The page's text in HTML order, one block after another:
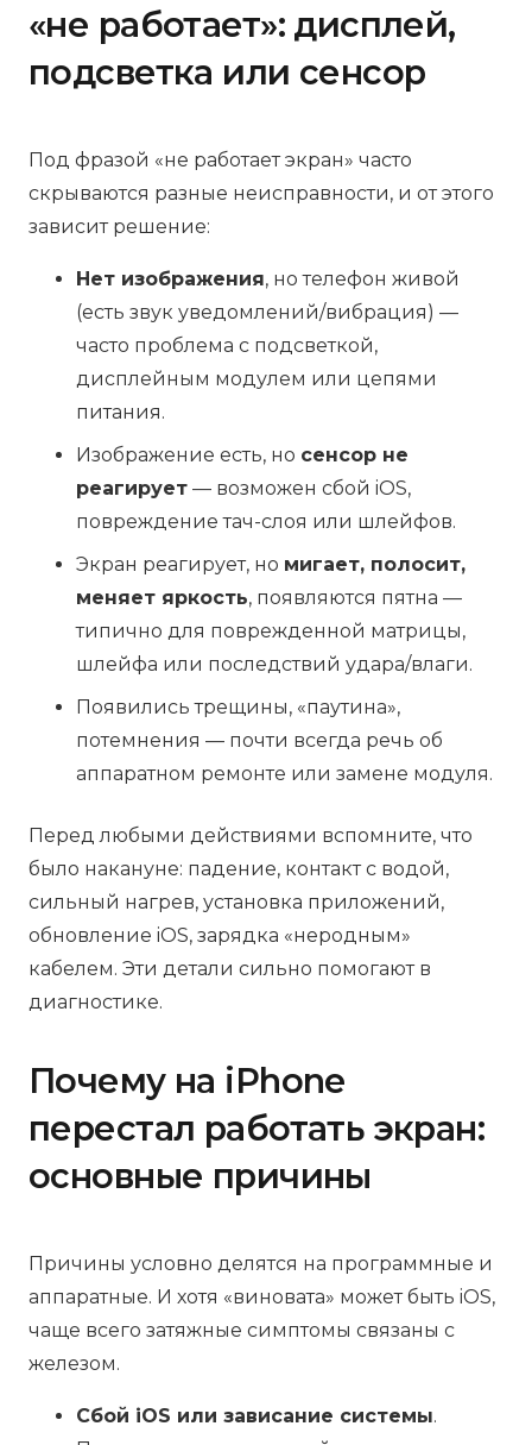
«не работает»: дисплей,
подсветка или сенсор
Под фразой «не работает экран» часто
скрываются разные неисправности, и от этого
зависит решение:
Нет изображения, но телефон живой
(есть звук уведомлений/вибрация) —
часто проблема с подсветкой,
дисплейным модулем или цепями
питания.
Изображение есть, но сенсор не
реагирует — возможен сбой iOS,
повреждение тач-слоя или шлейфов.
Экран реагирует, но мигает, полосит,
меняет яркость, появляются пятна —
типично для поврежденной матрицы,
шлейфа или последствий удара/влаги.
Появились трещины, «паутина»,
потемнения — почти всегда речь об
аппаратном ремонте или замене модуля.
Перед любыми действиями вспомните, что
было накануне: падение, контакт с водой,
сильный нагрев, установка приложений,
обновление iOS, зарядка «неродным»
кабелем. Эти детали сильно помогают в
диагностике.
Почему на iPhone
перестал работать экран:
основные причины
Причины условно делятся на программные и
аппаратные. И хотя «виновата» может быть iOS,
чаще всего затяжные симптомы связаны с
железом.
Сбой iOS или зависание системы.